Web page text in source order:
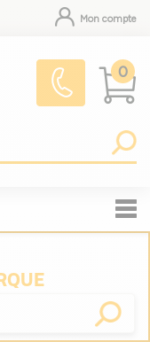
Mon compte
0